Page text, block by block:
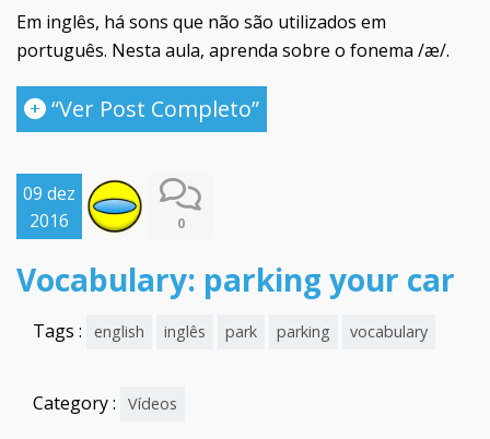
Em inglês, há sons que não são utilizados em
português. Nesta aula, aprenda sobre o fonema /æ/.
“Ver Post Completo”
09 dez
2016
0
Vocabulary: parking your car
Tags : english inglês park parking vocabulary
Category : Vídeos